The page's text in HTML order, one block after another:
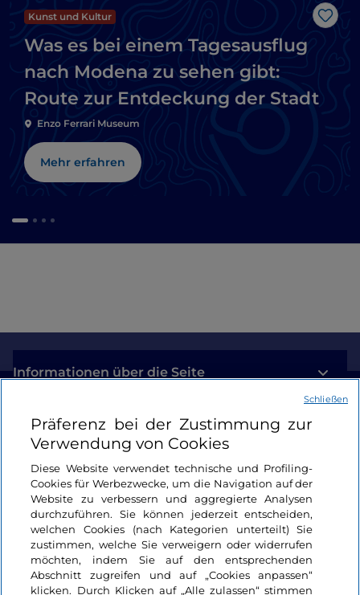
Like
Kunst und Kultur
Was es bei einem Tagesausflug
nach Modena zu sehen gibt:
Route zur Entdeckung der Stadt
Enzo Ferrari Museum
Mehr erfahren
Informationen über die Seite
Nützliche Links
Login
Bleiben wir in Kontakt
Präferenz bei der Zustimmung zur
Verwendung von Cookies
Diese Website verwendet technische und Profiling-
Cookies für Werbezwecke, um die Navigation auf der
Website zu verbessern und aggregierte Analysen
durchzuführen. Sie können jederzeit entscheiden,
welchen Cookies (nach Kategorien unterteilt) Sie
zustimmen, welche Sie verweigern oder widerrufen
möchten, indem Sie auf den entsprechenden
Abschnitt zugreifen und auf „Cookies anpassen“
klicken. Durch Klicken auf „Alle zulassen“ stimmen
Schließen